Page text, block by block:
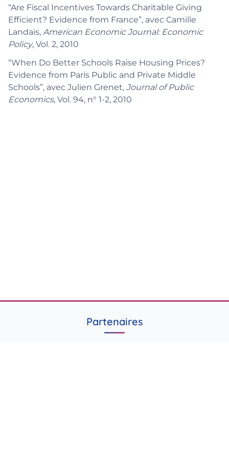
“Are Fiscal Incentives Towards Charitable Giving
Efficient? Evidence from France”, avec Camille
Landais, American Economic Journal: Economic
Policy, Vol. 2, 2010
“When Do Better Schools Raise Housing Prices?
Evidence from Paris Public and Private Middle
Schools”, avec Julien Grenet, Journal of Public
Economics, Vol. 94, n° 1-2, 2010
Partenaires